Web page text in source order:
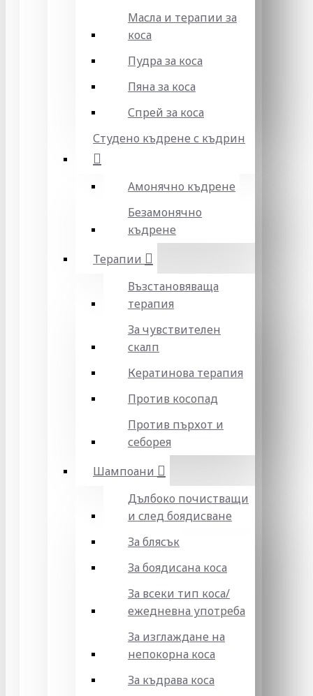
Масла и терапии за
коса
Пудра за коса
Пяна за коса
Спрей за коса
Студено къдрене с къдрин
Амонячно къдрене
Безамонячно
къдрене
Терапии
Възстановяваща
терапия
За чувствителен
скалп
Кератинова терапия
Против косопад
Против пърхот и
себорея
Шампоани
Дълбоко почистващи
и след боядисване
За блясък
За боядисана коса
За всеки тип коса/
ежедневна употреба
За изглаждане на
непокорна коса
За къдрава коса